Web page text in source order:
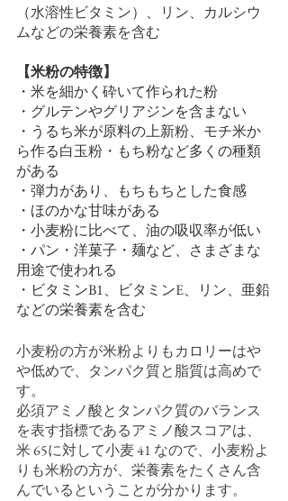
（水溶性ビタミン）、リン、カルシウ
ムなどの栄養素を含む
【米粉の特徴】
・米を細かく砕いて作られた粉
・グルテンやグリアジンを含まない
・うるち米が原料の上新粉、モチ米か
ら作る白玉粉・もち粉など多くの種類
がある
・弾力があり、もちもちとした食感
・ほのかな甘味がある
・小麦粉に比べて、油の吸収率が低い
・パン・洋菓子・麺など、さまざまな
用途で使われる
・ビタミンB1、ビタミンE、リン、亜鉛
などの栄養素を含む
小麦粉の方が米粉よりもカロリーはや
や低めで、タンパク質と脂質は高めで
す。
必須アミノ酸とタンパク質のバランス
を表す指標であるアミノ酸スコアは、
米 65に対して小麦 41 なので、小麦粉よ
りも米粉の方が、栄養素をたくさん含
んでいるということが分かります。